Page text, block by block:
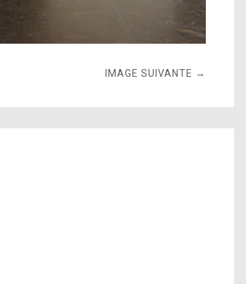
IMAGE SUIVANTE →